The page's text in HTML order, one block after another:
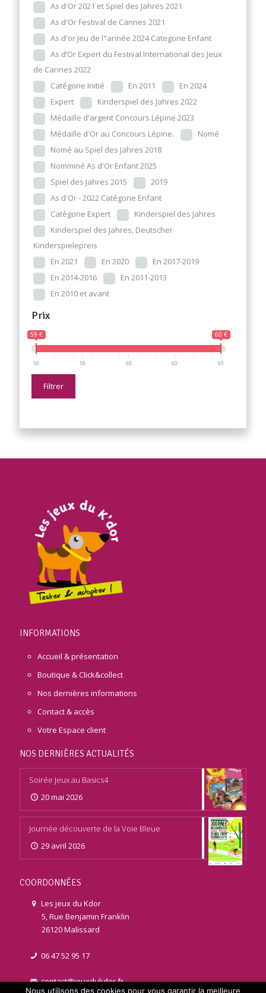
As d'Or 2021 et Spiel des Jahres 2021
As d'Or Festival de Cannes 2021
As d'or Jeu de l"année 2024 Categorie Enfant
As d’Or Expert du Festival International des Jeux
de Cannes 2022
Catégorie Initié
En 2011
En 2024
Expert
Kinderspiel des Jahres 2022
Médaille d'argent Concours Lépine 2023
Médaille d'Or au Concours Lépine.
Nomé
Nomé au Spiel des Jahres 2018
Nomminé As d'Or Enfant 2025
Spiel des Jahres 2015
2019
As d'Or - 2022 Catégorie Enfant
Catègorie Expert
Kinderspiel des Jahres
Kinderspiel des Jahres, Deutscher
Kinderspielepreis
En 2021
En 2020
En 2017-2019
En 2014-2016
En 2011-2013
En 2010 et avant
Prix
59 € 60 €
59 59 60 60 60
Filtrer
INFORMATIONS
Accueil & présentation
Boutique & Click&collect
Nos dernières informations
Contact & accès
Votre Espace client
NOS DERNIÈRES ACTUALITÉS
Soirée Jeux au Basics4
20 mai 2026
Journée découverte de la Voie Bleue
29 avril 2026
COORDONNÉES
Les jeux du Kdor
5, Rue Benjamin Franklin
26120 Malissard
06 47 52 95 17
contact@jeuxdukdor.fr
Nous utilisons des cookies pour vous garantir la meilleure